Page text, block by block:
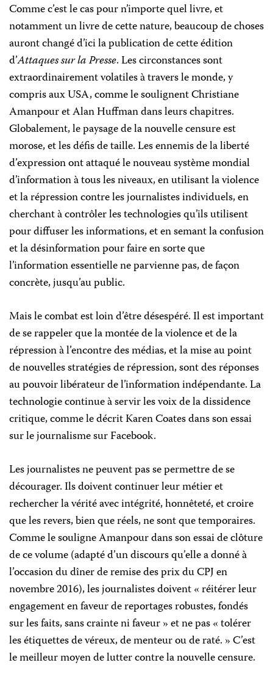
Comme c’est le cas pour n’importe quel livre, et
notamment un livre de cette nature, beaucoup de choses
auront changé d’ici la publication de cette édition
d’Attaques sur la Presse. Les circonstances sont
extraordinairement volatiles à travers le monde, y
compris aux USA, comme le soulignent Christiane
Amanpour et Alan Huffman dans leurs chapitres.
Globalement, le paysage de la nouvelle censure est
morose, et les défis de taille. Les ennemis de la liberté
d’expression ont attaqué le nouveau système mondial
d’information à tous les niveaux, en utilisant la violence
et la répression contre les journalistes individuels, en
cherchant à contrôler les technologies qu’ils utilisent
pour diffuser les informations, et en semant la confusion
et la désinformation pour faire en sorte que
l’information essentielle ne parvienne pas, de façon
concrète, jusqu’au public.
Mais le combat est loin d’être désespéré. Il est important
de se rappeler que la montée de la violence et de la
répression à l’encontre des médias, et la mise au point
de nouvelles stratégies de répression, sont des réponses
au pouvoir libérateur de l’information indépendante. La
technologie continue à servir les voix de la dissidence
critique, comme le décrit Karen Coates dans son essai
sur le journalisme sur Facebook.
Les journalistes ne peuvent pas se permettre de se
décourager. Ils doivent continuer leur métier et
rechercher la vérité avec intégrité, honnêteté, et croire
que les revers, bien que réels, ne sont que temporaires.
Comme le souligne Amanpour dans son essai de clôture
de ce volume (adapté d’un discours qu’elle a donné à
l’occasion du dîner de remise des prix du CPJ en
novembre 2016), les journalistes doivent « réitérer leur
engagement en faveur de reportages robustes, fondés
sur les faits, sans crainte ni faveur » et ne pas « tolérer
les étiquettes de véreux, de menteur ou de raté. » C’est
le meilleur moyen de lutter contre la nouvelle censure.